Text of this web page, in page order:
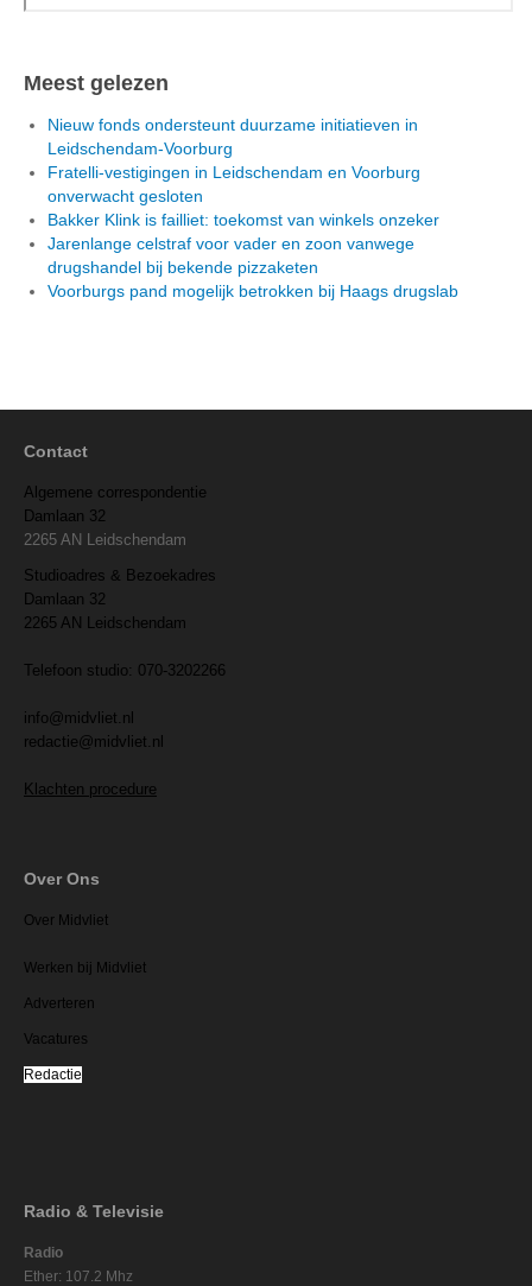
Meest gelezen
Nieuw fonds ondersteunt duurzame initiatieven in
Leidschendam-Voorburg
Fratelli-vestigingen in Leidschendam en Voorburg
onverwacht gesloten
Bakker Klink is failliet: toekomst van winkels onzeker
Jarenlange celstraf voor vader en zoon vanwege
drugshandel bij bekende pizzaketen
Voorburgs pand mogelijk betrokken bij Haags drugslab
Contact
Algemene correspondentie
Damlaan 32
2265 AN Leidschendam
Studioadres & Bezoekadres
Damlaan 32
2265 AN Leidschendam
Telefoon studio: 070-3202266
info@midvliet.nl
redactie@midvliet.nl
Klachten procedure
Over Ons
Over Midvliet
Werken bij Midvliet
Adverteren
Vacatures
Redactie
Radio & Televisie
Radio
Ether: 107.2 Mhz